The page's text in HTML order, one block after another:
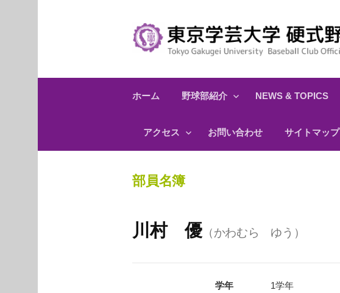
ホーム 野球部紹介 NEWS & TOPICS
アクセス お問い合わせ サイトマップ
部員名簿
川村 優（かわむら ゆう）
学年 1学年